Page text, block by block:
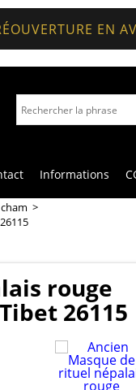
EN
Informations
>
rouge
26115